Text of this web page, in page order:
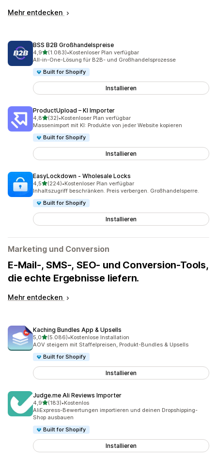
Mehr entdecken
BSS B2B Großhandelspreise
4,9von 5 Sternen
(1.083)
1083 Rezensionen insgesamt
•Kostenloser Plan verfügbar
All-in-One-Lösung für B2B- und Großhandelsprozesse
Built for Shopify
Installieren
ProductUpload – KI Importer
4,8von 5 Sternen
(32)
32 Rezensionen insgesamt
•Kostenloser Plan verfügbar
Massenimport mit KI: Produkte von jeder Website kopieren
Built for Shopify
Installieren
EasyLockdown ‑ Wholesale Locks
4,5von 5 Sternen
(224)
224 Rezensionen insgesamt
•Kostenloser Plan verfügbar
Inhaltszugriff beschränken. Preis verbergen. Großhandelsperre.
Built for Shopify
Installieren
Marketing und Conversion
E-Mail-, SMS-, SEO- und Conversion-Tools,
die echte Ergebnisse liefern.
Mehr entdecken
Kaching Bundles App & Upsells
5,0von 5 Sternen
(5.086)
5086 Rezensionen insgesamt
•Kostenlose Installation
AOV steigern mit Staffelpreisen, Produkt-Bundles & Upsells
Built for Shopify
Installieren
Judge.me Ali Reviews Importer
4,9von 5 Sternen
(183)
183 Rezensionen insgesamt
•Kostenlos
AliExpress-Bewertungen importieren und deinen Dropshipping-
Shop ausbauen
Built for Shopify
Installieren